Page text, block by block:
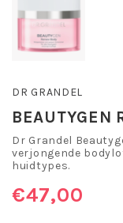
DR GRANDEL
BEAUTYGEN
Dr Grandel
verjongende
huidtypes.
€47,00